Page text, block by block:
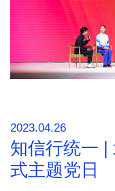
2023.04.26
知信行统一 |
式主题党日